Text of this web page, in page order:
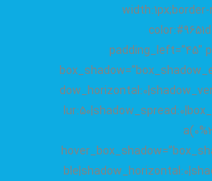
padding_left=”45″